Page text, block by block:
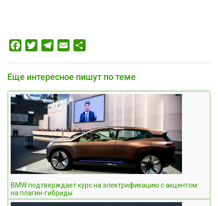
FacebookTwitterTelegram
Email
Еще интересное пишут по теме
BMW подтверждает курс на электрификацию с акцентом
на плагин-гибриды